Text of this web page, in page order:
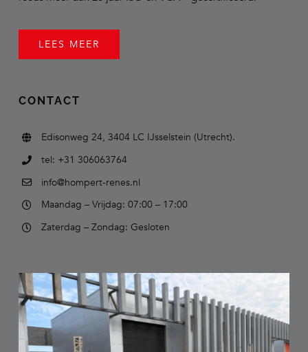
LEES MEER
CONTACT
Edisonweg 24, 3404 LC IJsselstein (Utrecht).
tel: +31 306063764
info@hompert-renes.nl
Maandag – Vrijdag: 07:00 – 17:00
Zaterdag – Zondag: Gesloten